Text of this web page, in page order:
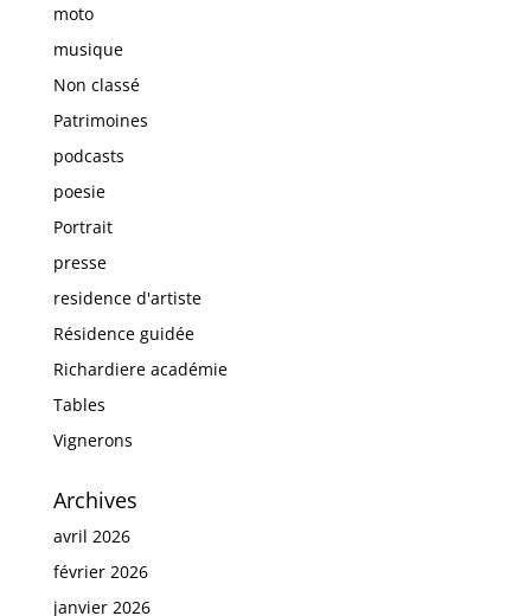
moto
musique
Non classé
Patrimoines
podcasts
poesie
Portrait
presse
residence d'artiste
Résidence guidée
Richardiere académie
Tables
Vignerons
Archives
avril 2026
février 2026
janvier 2026